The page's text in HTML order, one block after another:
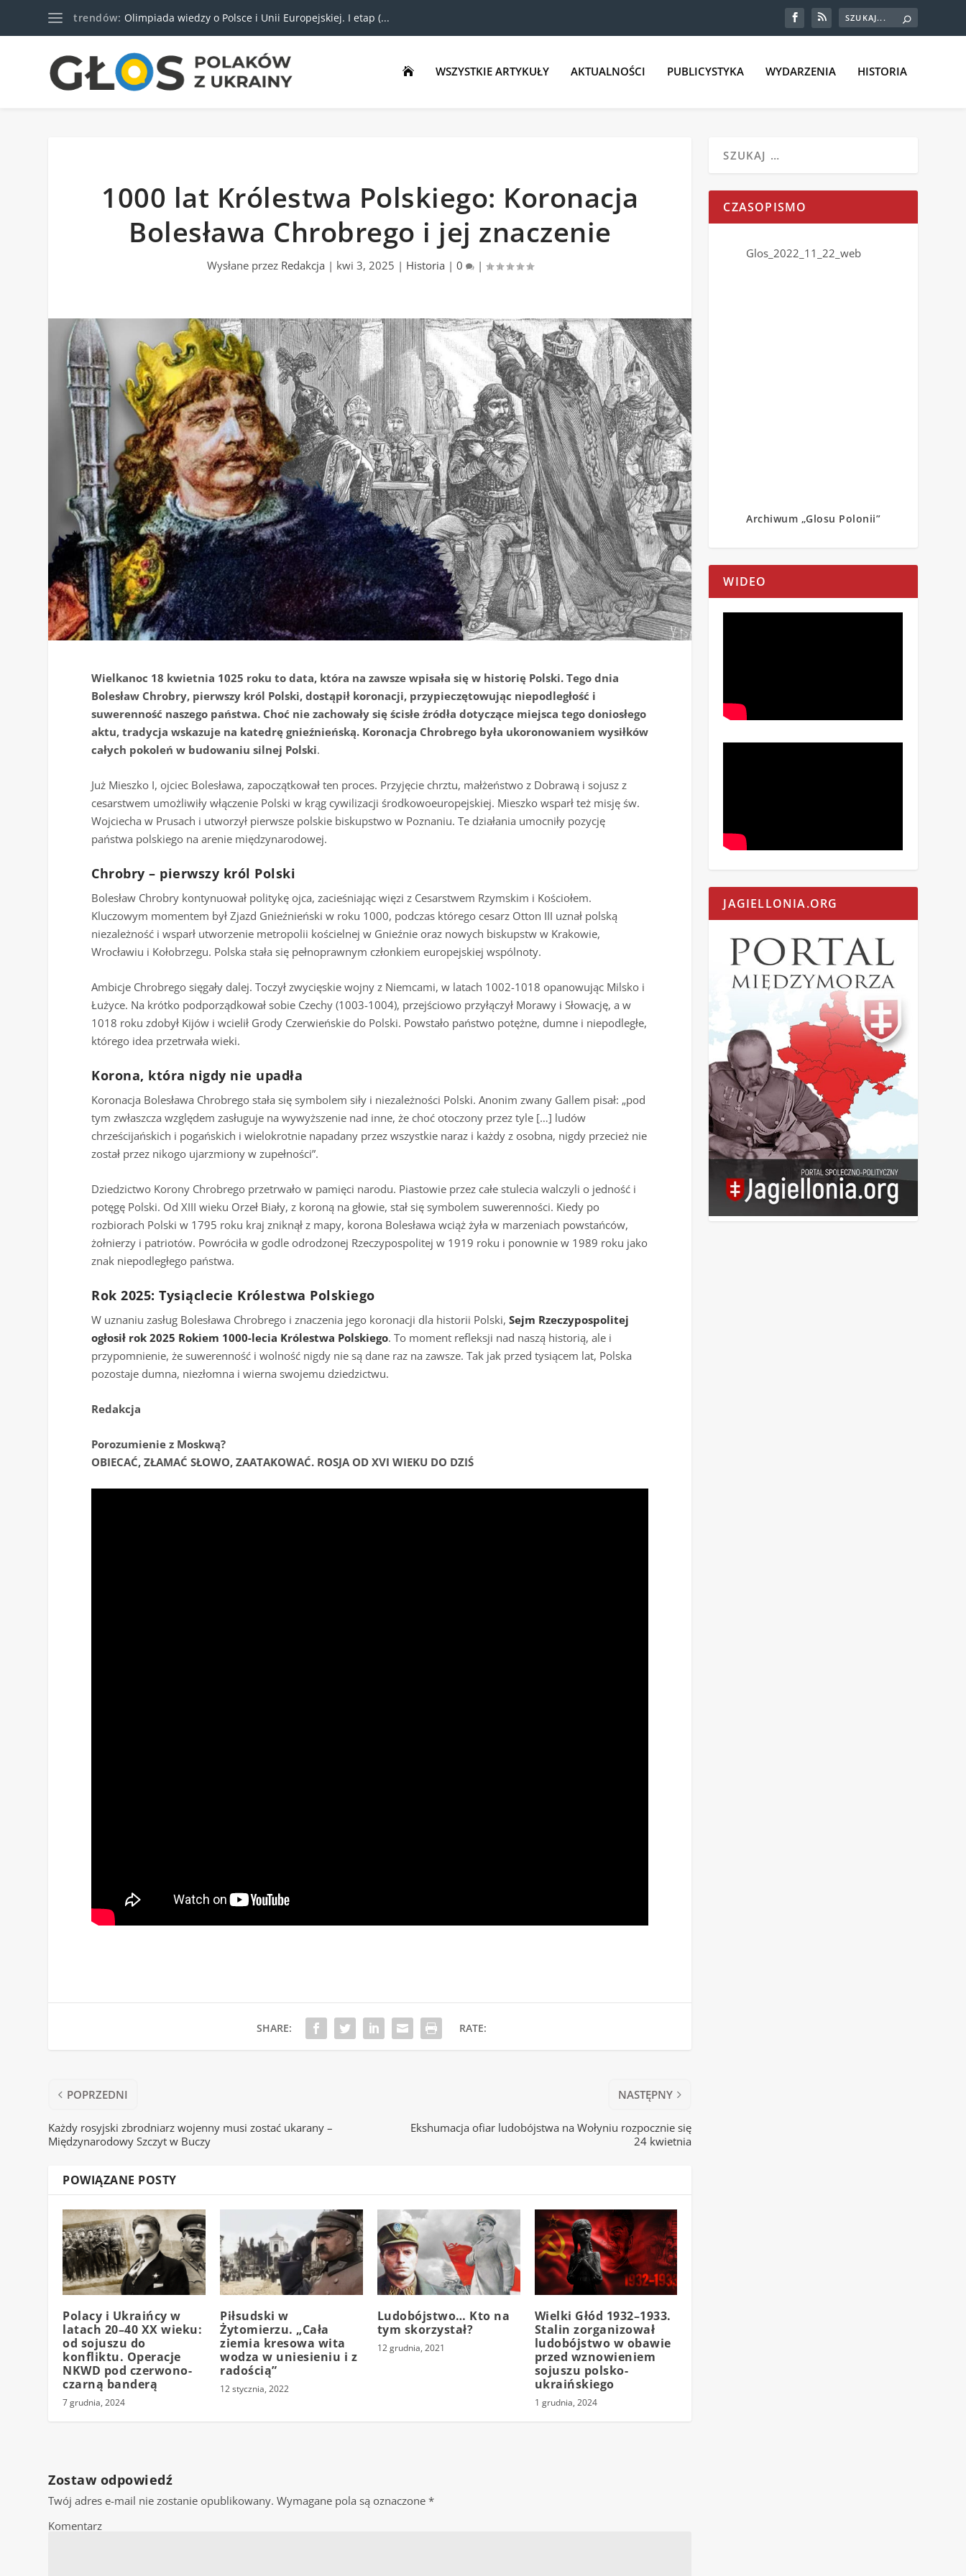
trendów: Olimpiada wiedzy o Polsce i Unii Europejskiej. I etap (...
 WSZYSTKIE ARTYKUŁY AKTUALNOŚCI PUBLICYSTYKA WYDARZENIA HISTORIA
1000 lat Królestwa Polskiego: Koronacja
Bolesława Chrobrego i jej znaczenie
Wysłane przez Redakcja | kwi 3, 2025 | Historia | 0 |
Wielkanoc 18 kwietnia 1025 roku to data, która na zawsze wpisała się w historię Polski. Tego dnia
Bolesław Chrobry, pierwszy król Polski, dostąpił koronacji, przypieczętowując niepodległość i
suwerenność naszego państwa. Choć nie zachowały się ścisłe źródła dotyczące miejsca tego doniosłego
aktu, tradycja wskazuje na katedrę gnieźnieńską. Koronacja Chrobrego była ukoronowaniem wysiłków
całych pokoleń w budowaniu silnej Polski.
Już Mieszko I, ojciec Bolesława, zapoczątkował ten proces. Przyjęcie chrztu, małżeństwo z Dobrawą i sojusz z
cesarstwem umożliwiły włączenie Polski w krąg cywilizacji środkowoeuropejskiej. Mieszko wsparł też misję św.
Wojciecha w Prusach i utworzył pierwsze polskie biskupstwo w Poznaniu. Te działania umocniły pozycję
państwa polskiego na arenie międzynarodowej.
Chrobry – pierwszy król Polski
Bolesław Chrobry kontynuował politykę ojca, zacieśniając więzi z Cesarstwem Rzymskim i Kościołem.
Kluczowym momentem był Zjazd Gnieźnieński w roku 1000, podczas którego cesarz Otton III uznał polską
niezależność i wsparł utworzenie metropolii kościelnej w Gnieźnie oraz nowych biskupstw w Krakowie,
Wrocławiu i Kołobrzegu. Polska stała się pełnoprawnym członkiem europejskiej wspólnoty.
Ambicje Chrobrego sięgały dalej. Toczył zwycięskie wojny z Niemcami, w latach 1002-1018 opanowując Milsko i
Łużyce. Na krótko podporządkował sobie Czechy (1003-1004), przejściowo przyłączył Morawy i Słowację, a w
1018 roku zdobył Kijów i wcielił Grody Czerwieńskie do Polski. Powstało państwo potężne, dumne i niepodległe,
którego idea przetrwała wieki.
Korona, która nigdy nie upadła
Koronacja Bolesława Chrobrego stała się symbolem siły i niezależności Polski. Anonim zwany Gallem pisał: „pod
tym zwłaszcza względem zasługuje na wywyższenie nad inne, że choć otoczony przez tyle […] ludów
chrześcijańskich i pogańskich i wielokrotnie napadany przez wszystkie naraz i każdy z osobna, nigdy przecież nie
został przez nikogo ujarzmiony w zupełności”.
Dziedzictwo Korony Chrobrego przetrwało w pamięci narodu. Piastowie przez całe stulecia walczyli o jedność i
potęgę Polski. Od XIII wieku Orzeł Biały, z koroną na głowie, stał się symbolem suwerenności. Kiedy po
rozbiorach Polski w 1795 roku kraj zniknął z mapy, korona Bolesława wciąż żyła w marzeniach powstańców,
żołnierzy i patriotów. Powróciła w godle odrodzonej Rzeczypospolitej w 1919 roku i ponownie w 1989 roku jako
znak niepodległego państwa.
Rok 2025: Tysiąclecie Królestwa Polskiego
W uznaniu zasług Bolesława Chrobrego i znaczenia jego koronacji dla historii Polski,Sejm Rzeczypospolitej
ogłosił rok 2025 Rokiem 1000-lecia Królestwa Polskiego. To moment refleksji nad naszą historią, ale i
przypomnienie, że suwerenność i wolność nigdy nie są dane raz na zawsze. Tak jak przed tysiącem lat, Polska
pozostaje dumna, niezłomna i wierna swojemu dziedzictwu.
Redakcja
Porozumienie z Moskwą?
OBIECAĆ, ZŁAMAĆ SŁOWO, ZAATAKOWAĆ. ROSJA OD XVI WIEKU DO DZIŚ
SHARE: RATE:
POPRZEDNI
Każdy rosyjski zbrodniarz wojenny musi zostać ukarany –
Międzynarodowy Szczyt w Buczy
NASTĘPNY
Ekshumacja ofiar ludobójstwa na Wołyniu rozpocznie się
24 kwietnia
POWIĄZANE POSTY
Polacy i Ukraińcy w
latach 20–40 XX wieku:
od sojuszu do
konfliktu. Operacje
NKWD pod czerwono-
czarną banderą
7 grudnia, 2024
Piłsudski w
Żytomierzu. „Cała
ziemia kresowa wita
wodza w uniesieniu i z
radością”
12 stycznia, 2022
Ludobójstwo… Kto na
tym skorzystał?
12 grudnia, 2021
Wielki Głód 1932–1933.
Stalin zorganizował
ludobójstwo w obawie
przed wznowieniem
sojuszu polsko-
ukraińskiego
1 grudnia, 2024
Zostaw odpowiedź
Twój adres e-mail nie zostanie opublikowany. Wymagane pola są oznaczone*
Komentarz
CZASOPISMO
Glos_2022_11_22_web
Archiwum „Glosu Polonii”
WIDEO
JAGIELLONIA.ORG